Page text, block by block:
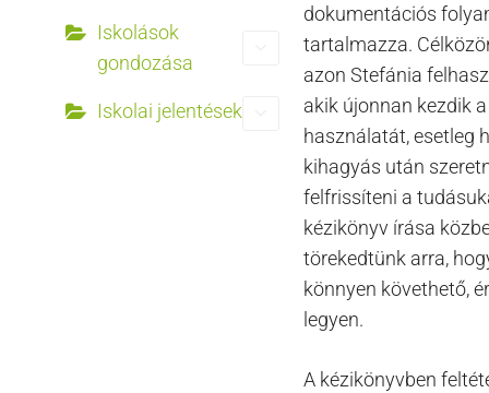
Iskolások
gondozása
Iskolai jelentések
dokumentációs
tartalmazza.
azon Stefánia
akik újonnan kezdik
használatát, esetleg
kihagyás után
felfrissíteni a
kézikönyv írása
törekedtünk arra,
könnyen követhető,
legyen.
A kézikönyvben